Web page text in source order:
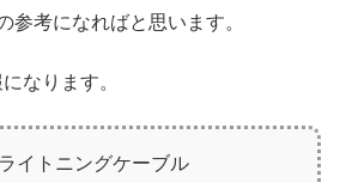
参考になればと思います。
なります。
イトニングケーブル